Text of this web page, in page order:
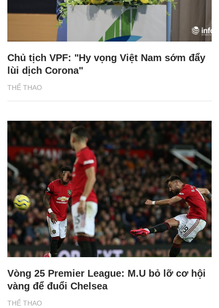
THỂ THAO
Chủ tịch VPF: "Hy vọng Việt Nam sớm đẩy
lùi dịch Corona"
THỂ THAO
Vòng 25 Premier League: M.U bỏ lỡ cơ hội
vàng để đuổi Chelsea